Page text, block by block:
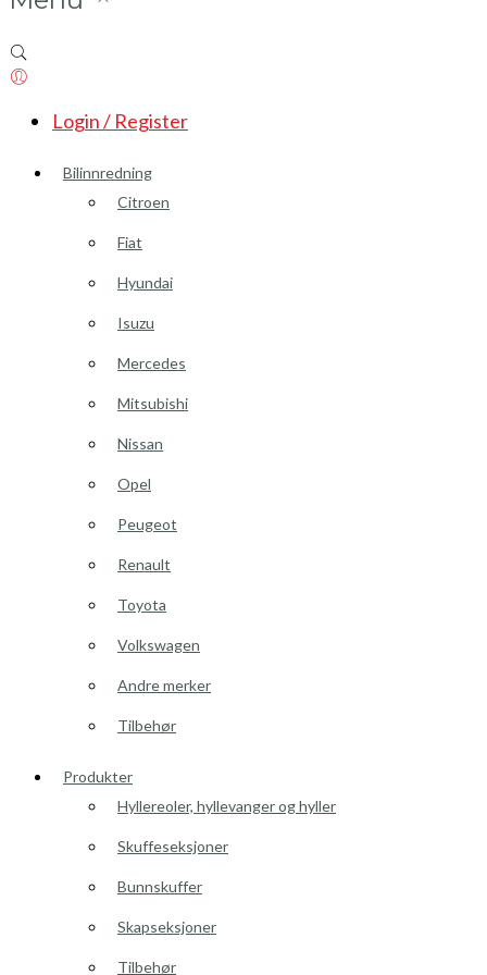
Login / Register
Bilinnredning
Citroen
Fiat
Hyundai
Isuzu
Mercedes
Mitsubishi
Nissan
Opel
Peugeot
Renault
Toyota
Volkswagen
Andre merker
Tilbehør
Produkter
Hyllereoler, hyllevanger og hyller
Skuffeseksjoner
Bunnskuffer
Skapseksjoner
Tilbehør